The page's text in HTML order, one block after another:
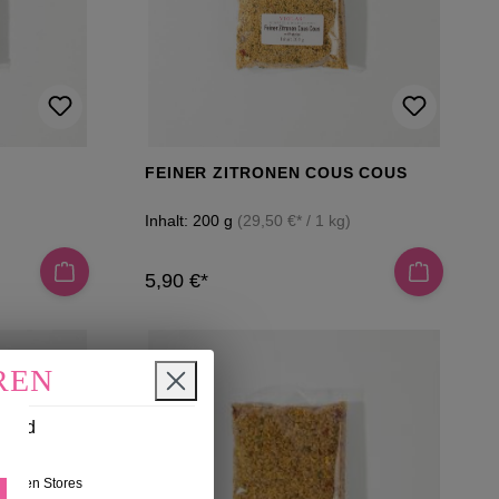
FEINER ZITRONEN COUS COUS
Inhalt: 200 g (29,50 €* / 1 kg)
5,90 €*
und
Stores